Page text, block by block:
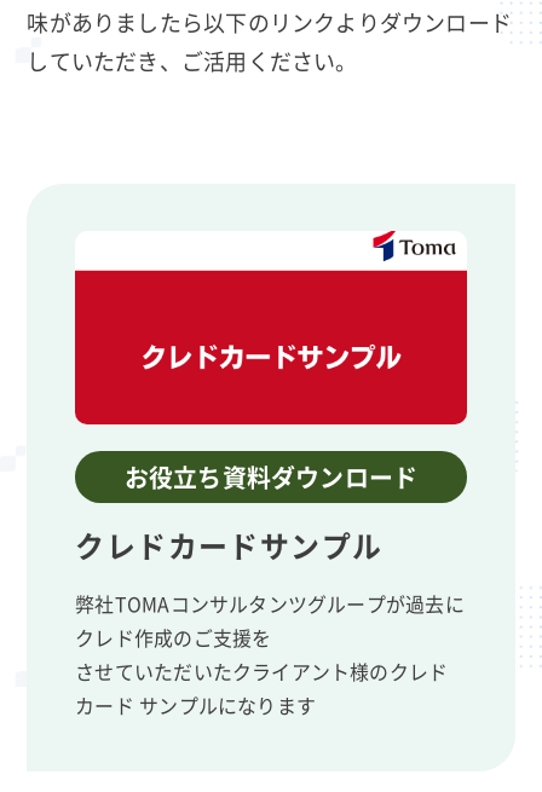
味がありましたら以下のリンクよりダウンロード
していただき、ご活用ください。
お役立ち資料ダウンロード
クレドカードサンプル
弊社TOMAコンサルタンツグループが過去に
クレド作成のご支援を
させていただいたクライアント様のクレド
カード サンプルになります